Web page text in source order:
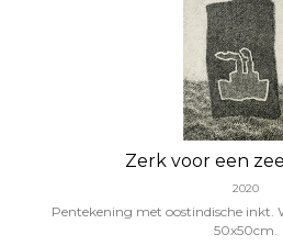
Zerk voor een
2020
Pentekening met oostindische inkt.
50x50cm.